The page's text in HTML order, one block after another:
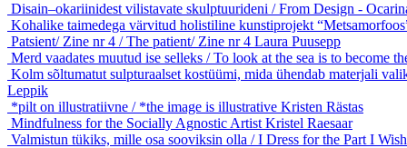
Disain–okariinidest vilistavate skulptuurideni / From Design -
Kohalike taimedega värvitud holistiline kunstiprojekt
Patsient/ Zine nr 4 / The patient/ Zine nr 4 Laura Puusepp
Merd vaadates muutud ise selleks / To look at the sea is to become
Kolm sõltumatut sulpturaalset kostüümi, mida ühendab materjali
Leppik
*pilt on illustratiivne / *the image is illustrative Kristen Rästas
Mindfulness for the Socially Agnostic Artist Kristel Raesaar
Valmistun tükiks, mille osa sooviksin olla / I Dress for the Part I